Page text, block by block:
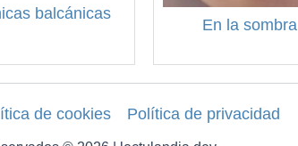
balcánicas
En la sombra
de cookies Política de privacidad